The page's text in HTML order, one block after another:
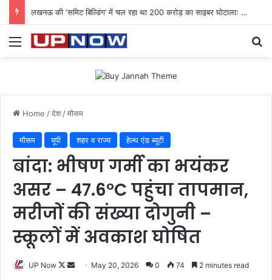
लखनऊ की ‘समिट बिल्डिंग’ में चल रहा था 200 करोड़ का साइबर घोटाला: 40 युवतियों समेत 119 गिरफ्तार
Menu
Home /देश/मौसम
मौसम यूपी शहर व राज्य हेल्थ एंड ब्यूटी
बांदा: भीषण गर्मी का भयंकर
असर – 47.6°C पहुंचा तापमान,
मरीजों की संख्या दोगुनी –
स्कूलों में अवकाश घोषित
UP Now
Follow
Send May 20, 2026 0 74 2 minutes read